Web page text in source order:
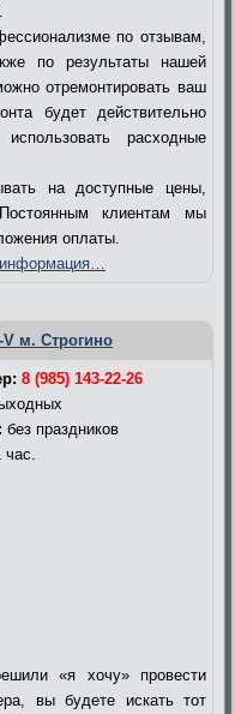
по отзывам,
по результаты нашей
отремонтировать ваш
будет действительно
расходные
на доступные цены,
клиентам мы
оплаты.
м. Строгино
8 (985) 143-22-26
без праздников
«я хочу» провести
вы будете искать тот